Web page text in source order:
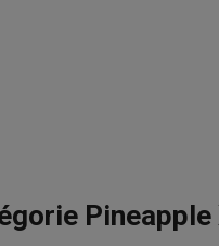
Pineapple